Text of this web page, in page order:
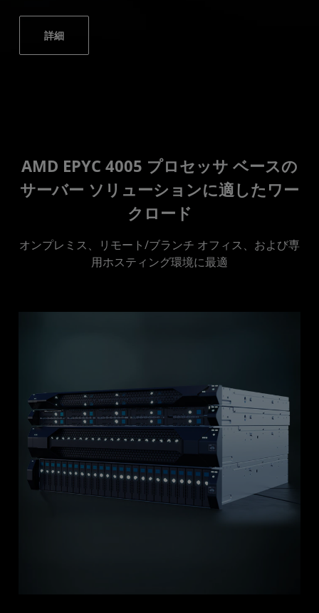
詳細
AMD EPYC 4005 プロセッサ ベースの
サーバー ソリューションに適したワー
クロード
オンプレミス、リモート/ブランチ オフィス、および専
用ホスティング環境に最適